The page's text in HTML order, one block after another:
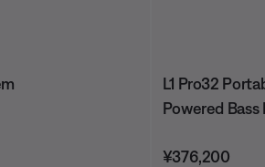
L1 Pro32
Powered Bass
価格:
¥376,200